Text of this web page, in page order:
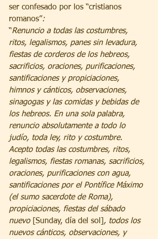
ser confesado por los “cristianos
romanos”:
“Renuncio a todas las costumbres,
ritos, legalismos, panes sin levadura,
fiestas de corderos de los hebreos,
sacrificios, oraciones, purificaciones,
santificaciones y propiciaciones,
himnos y cánticos, observaciones,
sinagogas y las comidas y bebidas de
los hebreos. En una sola palabra,
renuncio absolutamente a todo lo
judío, toda ley, rito y costumbre.
Acepto todas las costumbres, ritos,
legalismos, fiestas romanas, sacrificios,
oraciones, purificaciones con agua,
santificaciones por el Pontífice Máximo
(el sumo sacerdote de Roma),
propiciaciones, fiestas del sábado
nuevo
[Sunday, día del sol] , todos los
nuevos cánticos, observaciones, y